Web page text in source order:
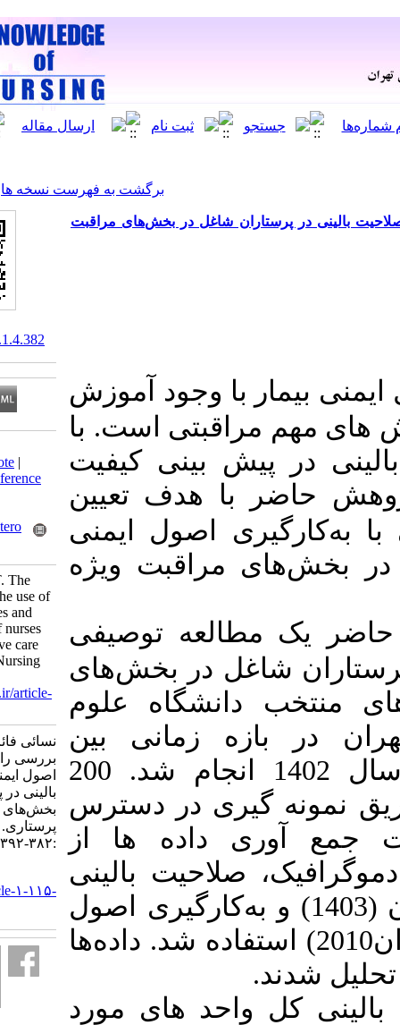
برگشت به فهرست نسخه ها
شاغل در بخش‌های مراقبت
با وجود آموزش
مراقبتی است.با
بینی کیفیت
با هدف تعیین
اصول ایمنی
مراقبت ویژه
توصیفی
در بخش‌های
دانشگاه علوم
زمانی بین
ماه سال 1402 انجام شد. 200
گیری در دسترس
داده ها از
صلاحیت بالینی
عبادی و همکاران (1403) و به‌کارگیری اصول
و همکاران2010) استفاده شد. داده‌ها
واحد های مورد
10.61882/knjournal.1.4.382
Download citation:
BibTeX
RIS|EndNote
Medlars
ProCite
Reference
RefWorks
Send citation to:
Mendeley
Nesaei F, Nasrabadi T. The
relationship between the use of
patient safety principles and
clinical competence of nurses
working in the intensive care
units. Knowledge of Nursing
2024; 1 (4) :382-392
URL:http://knjournal.ir/article-
1-115-fa.html
نسائی فائزه، نصرآبادی طاهره.
بررسی رابطه بین به‌کارگیری
اصول ایمنی بیمار ب صلاحیت
بالینی در پرستاران شاغل در
بخش‌های مراقبت ویژه. دانش
:۳۸۲-۳۹۲
http://knjournal.ir/article-۱-۱۱۵-